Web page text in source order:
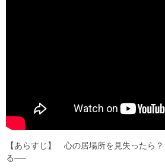
【あらすじ】 心の居場所を見失ったら
る──